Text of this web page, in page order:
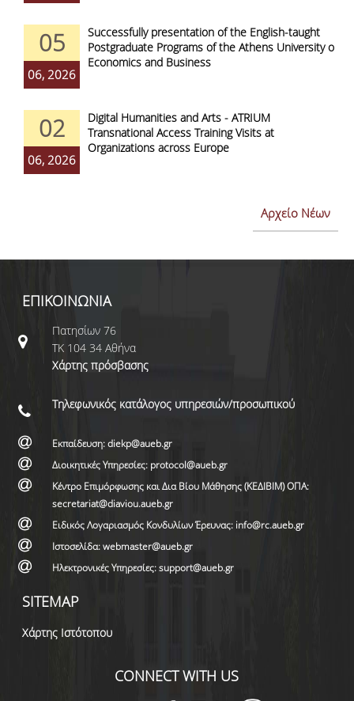
05
06, 2026
Successfully presentation of the English-taught
Postgraduate Programs of the Athens University of
Economics and Business
02
06, 2026
Digital Humanities and Arts - ATRIUM
Transnational Access Training Visits at
Organizations across Europe
Αρχείο Νέων
ΕΠΙΚΟΙΝΩΝΙΑ
Πατησίων 76
ΤΚ 104 34 Αθήνα
Χάρτης πρόσβασης
Τηλεφωνικός κατάλογος υπηρεσιών/προσωπικού
Εκπαίδευση: diekp@aueb.gr
Διοικητικές Υπηρεσίες: protocol@aueb.gr
Κέντρο Επιμόρφωσης και Δια Βίου Μάθησης (ΚΕΔΙΒΙΜ) ΟΠΑ:
secretariat@diaviou.aueb.gr
Ειδικός Λογαριασμός Κονδυλίων Έρευνας: info@rc.aueb.gr
Ιστοσελίδα: webmaster@aueb.gr
Ηλεκτρονικές Υπηρεσίες: support@aueb.gr
SITEMAP
Χάρτης Ιστότοπου
CONNECT WITH US